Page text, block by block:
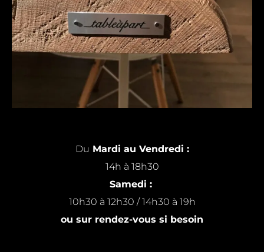
Du Mardi au Vendredi :
14h à 18h30
Samedi :
10h30 à 12h30 / 14h30 à 19h
ou sur rendez-vous si besoin